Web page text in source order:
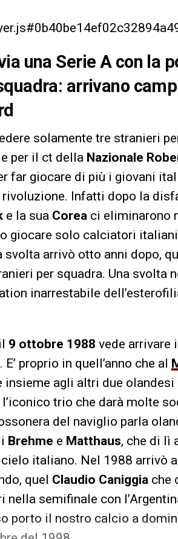
una Serie A con la
arrivano
solamente tre stranieri
per il ct della Nazionale
far giocare di più i giovani
Infatti dopo la
e la sua Corea ci eliminarono
giocare solo calciatori
svolta arrivò otto anni dopo,
per squadra. Una svolta
inarrestabile
9 ottobre 1988 vede arrivare
proprio in quell’anno che al
insieme agli altri due olandesi
l’iconico trio che darà molte
del naviglio parla
Brehme e Matthaus, che di lì
italiano. Nel 1988 arrivò
quel Claudio Caniggia che
semifinale con
porto il nostro calcio a